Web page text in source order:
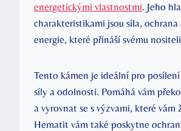
energetickými vlastnostmi. Jeho
charakteristikami jsou síla,
energie, které přináší svému
Tento kámen je ideální pro
síly a odolnosti. Pomáhá vám
a vyrovnat se s výzvami, které vám
Hematit vám také poskytne